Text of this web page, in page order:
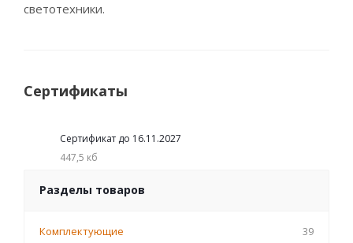
светотехники.
Сертификаты
Сертификат до 16.11.2027
447,5 кб
Разделы товаров
Комплектующие
39